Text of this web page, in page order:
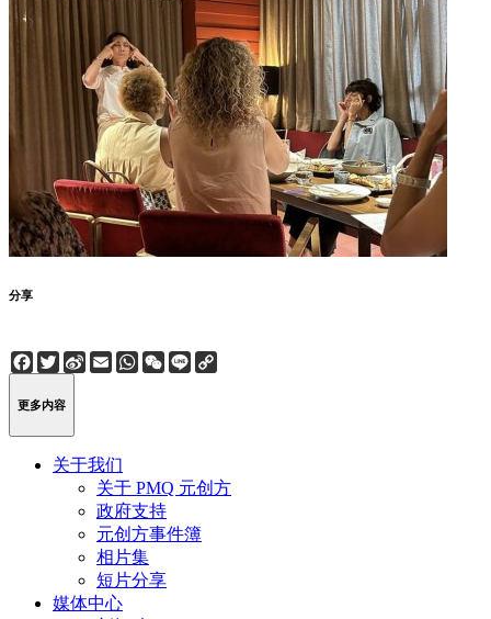
分享
Facebook
Twitter
Sina
Weibo
EmailWhatsApp
WeChat
Line
更多内容
关于我们
关于 PMQ 元创方
政府支持
元创方事件簿
相片集
短片分享
媒体中心